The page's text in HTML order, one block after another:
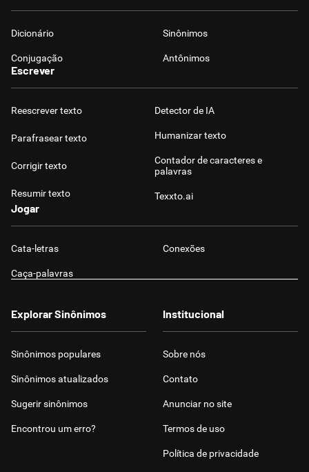
Dicionário Sinônimos
Conjugação Antônimos
Escrever
Reescrever texto
Parafrasear texto
Corrigir texto
Resumir texto
Detector de IA
Humanizar texto
Contador de caracteres e
palavras
Texxto.ai
Jogar
Cata-letras Conexões
Caça-palavras
Explorar Sinônimos
Sinônimos populares
Sinônimos atualizados
Sugerir sinônimos
Encontrou um erro?
Institucional
Sobre nós
Contato
Anunciar no site
Termos de uso
Política de privacidade